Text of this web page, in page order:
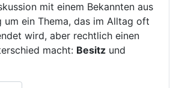
mit einem Bekannten aus
um ein Thema, das im Alltag oft
wird, aber rechtlich einen
macht: Besitz und